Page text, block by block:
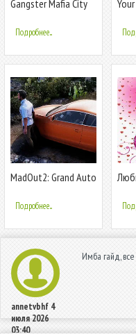
Gangster Mafia City
Подробнее...
MadOut2: Grand Auto
Подробнее...
annetvbhf 4
июля 2026
03:40
Имба гайд,